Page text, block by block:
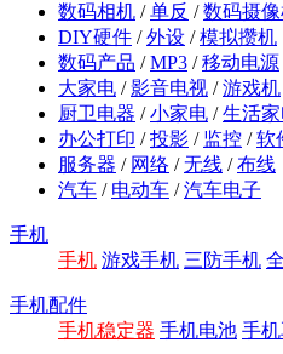
数码相机 /单反 /数码摄
DIY硬件 /外设 /模拟攒机
数码产品 /MP3 /移动电源
大家电 /影音电视 /游戏机
厨卫电器 /小家电 /生活
办公打印 /投影 / 监控 /软
服务器 / 网络 /无线 /布线
汽车 / 电动车 /汽车电子
手机
手机 游戏手机 三防手机
手机配件
手机稳定器 手机电池 手